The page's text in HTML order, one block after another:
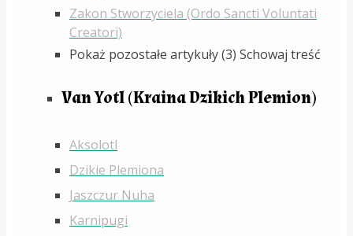
Zakon Stworzyciela (Ordo Sancti Voluntati
Creatori)
Pokaż pozostałe artykuły (3) Schowaj treść
Van Yotl (Kraina Dzikich Plemion)
Aksolotl
Dzikie Plemiona
Jaszczur Nuha
Karnipugi